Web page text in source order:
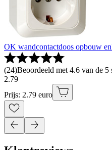
OK wandcontactdoos opbouw
(24)Beoordeeld met 4.6 van de
2.79
Prijs: 2.79 euro